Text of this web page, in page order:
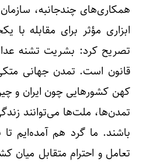
همکاری‌های چندجانبه،
ابزاری مؤثر برای مقابله با
تصریح کرد: بشریت تشنه
قانون است. تمدن جهانی
کهن کشورهایی چون ایران و
تمدن‌ها، ملت‌ها می‌توانند
باشند. ما گرد هم آمده‌ایم تا
تعامل و احترام متقابل میان